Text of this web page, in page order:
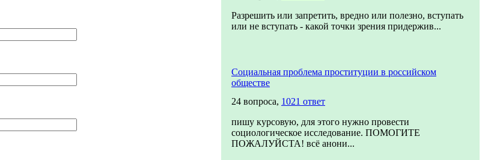
Разрешить или запретить, вредно или полезно, вступать
или не вступать - какой точки зрения придержив...
Социальная проблема проституции в российском
обществе
24 вопроса, 1021 ответ
пишу курсовую, для этого нужно провести
социологическое исследование. ПОМОГИТЕ
ПОЖАЛУЙСТА! всё анони...